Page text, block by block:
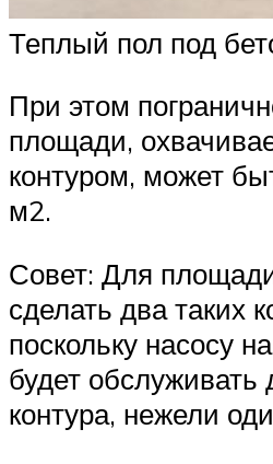
Теплый пол под
При этом
площади,
контуром, может
м2.
Совет: Для
сделать два таких
поскольку насосу
будет обслуживать
контура, нежели